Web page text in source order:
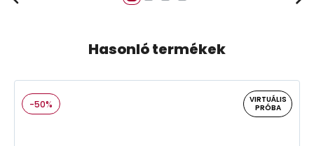
Hasonló termékek
-50%
VIRTUÁLIS
PRÓBA